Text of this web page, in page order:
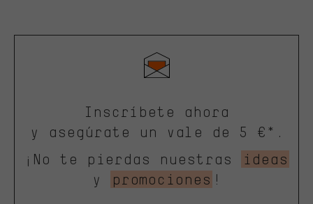
Inscríbete ahora
y asegúrate un vale de 5 €*.
¡No te pierdas nuestras
ideas
y
promociones !